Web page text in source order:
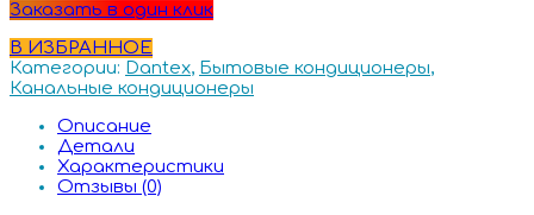
Заказать в один клик
В ИЗБРАННОЕ
Категории: Dantex, Бытовые кондиционеры,
Канальные кондиционеры
Описание
Детали
Характеристики
Отзывы (0)